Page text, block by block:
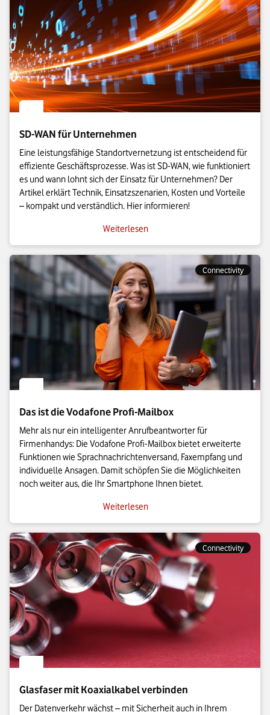
SD-WAN für Unternehmen
Eine leistungsfähige Standortvernetzung ist entscheidend für
effiziente Geschäftsprozesse. Was ist SD-WAN, wie funktioniert
es und wann lohnt sich der Einsatz für Unternehmen? Der
Artikel erklärt Technik, Einsatzszenarien, Kosten und Vorteile
– kompakt und verständlich. Hier informieren!
Weiterlesen
Connectivity
Das ist die Vodafone Profi-Mailbox
Mehr als nur ein intelligenter Anrufbeantworter für
Firmenhandys: Die Vodafone Profi-Mailbox bietet erweiterte
Funktionen wie Sprachnachrichtenversand, Faxempfang und
individuelle Ansagen. Damit schöpfen Sie die Möglichkeiten
noch weiter aus, die Ihr Smartphone Ihnen bietet.
Weiterlesen
Connectivity
Glasfaser mit Koaxialkabel verbinden
Der Datenverkehr wächst – mit Sicherheit auch in Ihrem